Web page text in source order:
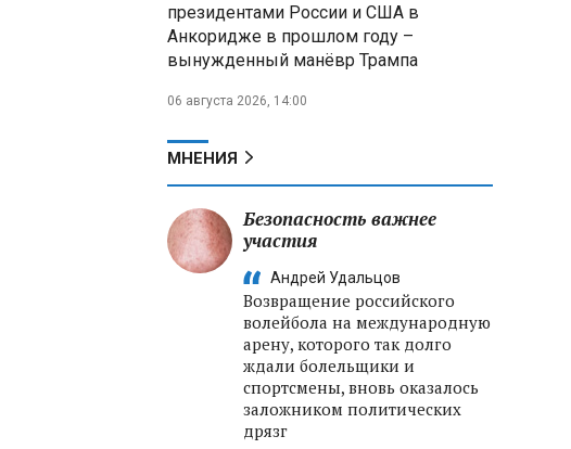
президентами России и США в
Анкоридже в прошлом году –
вынужденный манёвр Трампа
06 августа 2026, 14:00
МНЕНИЯ
Безопасность важнее
участия
Андрей Удальцов
Возвращение российского
волейбола на международную
арену, которого так долго
ждали болельщики и
спортсмены, вновь оказалось
заложником политических
дрязг